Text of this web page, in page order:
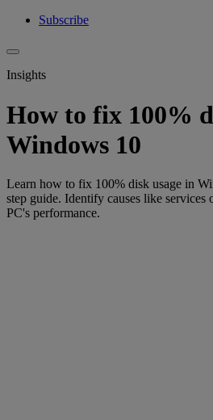
Subscribe
Insights
How to fix 100%
Windows 10
Learn how to fix 100% disk usage in
step guide. Identify causes like services
PC's performance.